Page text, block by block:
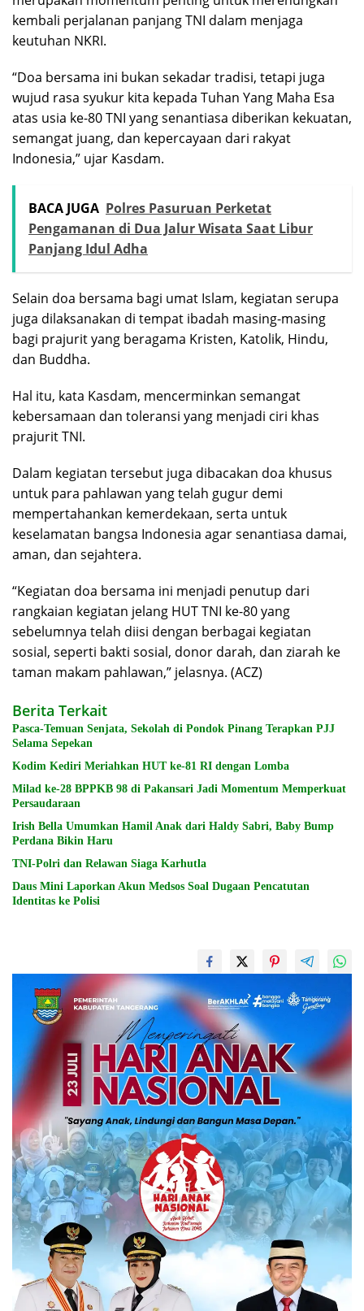
kembali perjalanan panjang TNI dalam menjaga
keutuhan NKRI.
“Doa bersama ini bukan sekadar tradisi, tetapi juga
wujud rasa syukur kita kepada Tuhan Yang Maha Esa
atas usia ke-80 TNI yang senantiasa diberikan kekuatan,
semangat juang, dan kepercayaan dari rakyat
Indonesia,” ujar Kasdam.
BACA JUGA Polres Pasuruan Perketat
Pengamanan di Dua Jalur Wisata Saat Libur
Panjang Idul Adha
Selain doa bersama bagi umat Islam, kegiatan serupa
juga dilaksanakan di tempat ibadah masing-masing
bagi prajurit yang beragama Kristen, Katolik, Hindu,
dan Buddha.
Hal itu, kata Kasdam, mencerminkan semangat
kebersamaan dan toleransi yang menjadi ciri khas
prajurit TNI.
Dalam kegiatan tersebut juga dibacakan doa khusus
untuk para pahlawan yang telah gugur demi
mempertahankan kemerdekaan, serta untuk
keselamatan bangsa Indonesia agar senantiasa damai,
aman, dan sejahtera.
“Kegiatan doa bersama ini menjadi penutup dari
rangkaian kegiatan jelang HUT TNI ke-80 yang
sebelumnya telah diisi dengan berbagai kegiatan
sosial, seperti bakti sosial, donor darah, dan ziarah ke
taman makam pahlawan,” jelasnya. (ACZ)
Berita Terkait
Pasca-Temuan Senjata, Sekolah di Pondok Pinang Terapkan PJJ
Selama Sepekan
Kodim Kediri Meriahkan HUT ke-81 RI dengan Lomba
Milad ke-28 BPPKB 98 di Pakansari Jadi Momentum Memperkuat
Persaudaraan
Irish Bella Umumkan Hamil Anak dari Haldy Sabri, Baby Bump
Perdana Bikin Haru
TNI-Polri dan Relawan Siaga Karhutla
Daus Mini Laporkan Akun Medsos Soal Dugaan Pencatutan
Identitas ke Polisi